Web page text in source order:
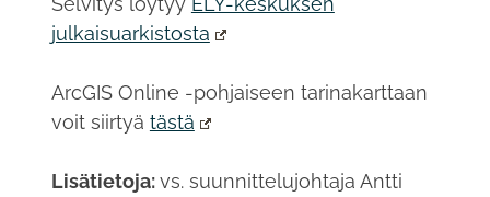
julkaisuarkistosta
ArcGIS Online -pohjaiseen tarinakarttaan
voit siirtyä tästä
Lisätietoja:vs. suunnittelujohtaja Antti